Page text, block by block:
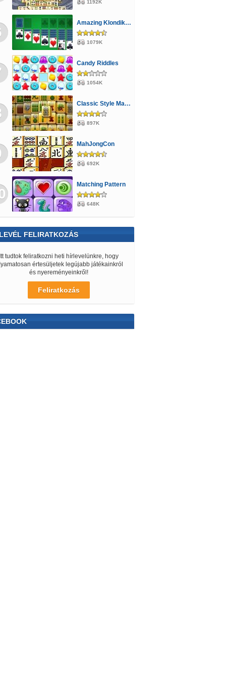
Stratégiai Csókolózós
Kamionos Angry Birds
Monster High Mászkálós
Sakk Rendőrös
1192K
Amazing Klondike Solitaire
1079K
Candy Riddles
1054K
Classic Style Mahjong
897K
MahJongCon
692K
Matching Pattern
648K
FELIRATKOZÁS
Itt tudtok feliratkozni heti hírlevelünkre, hogy
értesüljetek legújabb játékainkról
és nyereményeinkről!
Feliratkozás